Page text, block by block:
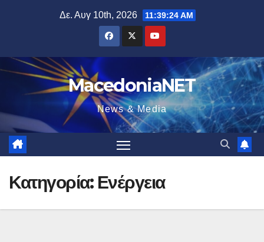
Δε. Αυγ 10th, 2026 11:39:25 AM
MacedoniaNET
News & Media
Κατηγορία: Ενέργεια